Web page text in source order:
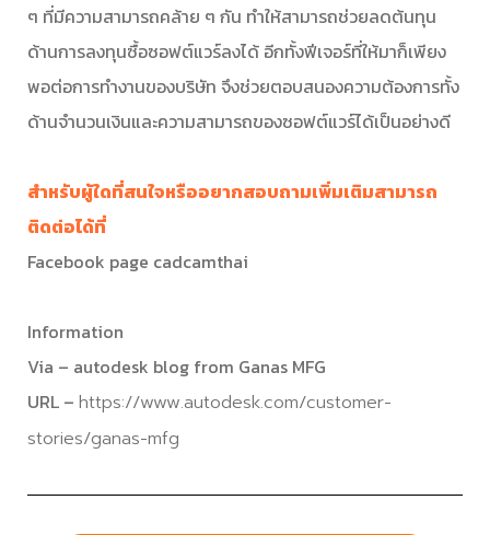
ๆ ที่มีความสามารถคล้าย ๆ กัน ทำให้สามารถช่วยลดต้นทุน
ด้านการลงทุนซื้อซอฟต์แวร์ลงได้ อีกทั้งฟีเจอร์ที่ให้มาก็เพียง
พอต่อการทำงานของบริษัท จึงช่วยตอบสนองความต้องการทั้ง
ด้านจำนวนเงินและความสามารถของซอฟต์แวร์ได้เป็นอย่างดี
สำหรับผู้ใดที่สนใจหรืออยากสอบถามเพิ่มเติมสามารถ
ติดต่อได้ที่
Facebook page cadcamthai
Information
Via – autodesk blog from Ganas MFG
URL – https://www.autodesk.com/customer-
stories/ganas-mfg